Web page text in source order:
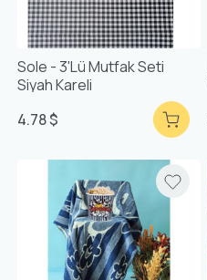
Sole - 3'lü Mutfak Seti
Siyah Kareli
4.78 $